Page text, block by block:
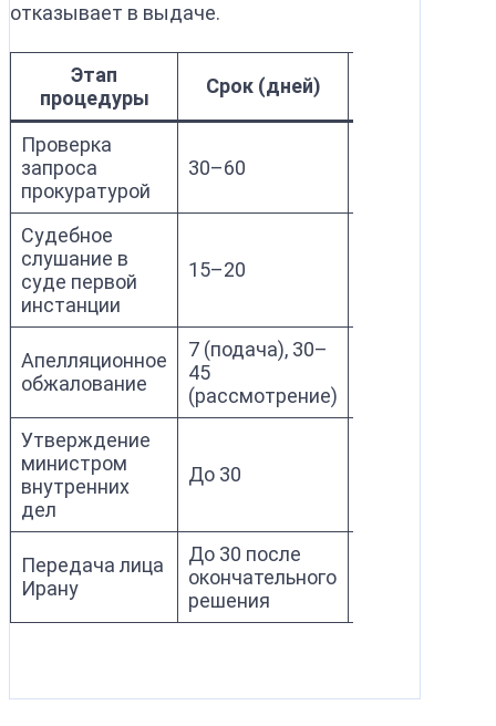
отказывает в выдаче.
Этап
процедуры
Срок (дней)
Проверка
запроса
прокуратурой
30–60
Судебное
слушание в
суде первой
инстанции
15–20
Апелляционное
обжалование
7 (подача), 30–
45
(рассмотрение)
Утверждение
министром
внутренних
дел
До 30
Передача лица
Ирану
До 30 после
окончательного
решения